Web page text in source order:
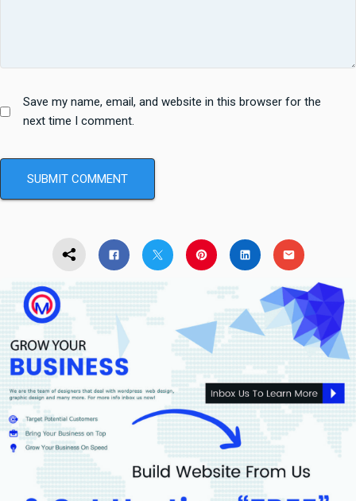
Save my name, email, and website in this browser for the
next time I comment.